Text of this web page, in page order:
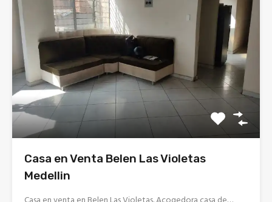
Casa en Venta Belen Las Violetas
Medellin